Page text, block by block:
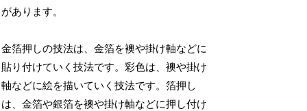
があります。
金箔押しの技法は、金箔を襖や掛け軸などに
貼り付けていく技法です。彩色は、襖や掛け
軸などに絵を描いていく技法です。箔押し
は、金箔や銀箔を襖や掛け軸などに押し付け